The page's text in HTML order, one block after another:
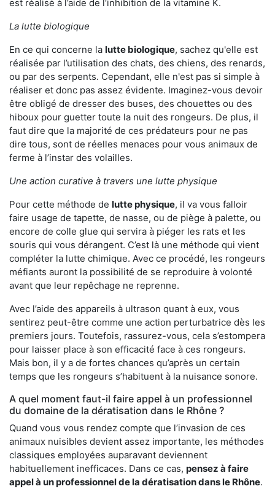
est réalisé à l’aide de l’inhibition de la vitamine K.
La lutte biologique
En ce qui concerne la lutte biologique, sachez qu'elle est
réalisée par l’utilisation des chats, des chiens, des renards,
ou par des serpents. Cependant, elle n'est pas si simple à
réaliser et donc pas assez évidente. Imaginez-vous devoir
être obligé de dresser des buses, des chouettes ou des
hiboux pour guetter toute la nuit des rongeurs. De plus, il
faut dire que la majorité de ces prédateurs pour ne pas
dire tous, sont de réelles menaces pour vous animaux de
ferme à l’instar des volailles.
Une action curative à travers une lutte physique
Pour cette méthode de lutte physique, il va vous falloir
faire usage de tapette, de nasse, ou de piège à palette, ou
encore de colle glue qui servira à piéger les rats et les
souris qui vous dérangent. C’est là une méthode qui vient
compléter la lutte chimique. Avec ce procédé, les rongeurs
méfiants auront la possibilité de se reproduire à volonté
avant que leur repêchage ne reprenne.
Avec l’aide des appareils à ultrason quant à eux, vous
sentirez peut-être comme une action perturbatrice dès les
premiers jours. Toutefois, rassurez-vous, cela s’estompera
pour laisser place à son efficacité face à ces rongeurs.
Mais bon, il y a de fortes chances qu’après un certain
temps que les rongeurs s’habituent à la nuisance sonore.
A quel moment faut-il faire appel à un professionnel
du domaine de la dératisation dans le Rhône ?
Quand vous vous rendez compte que l’invasion de ces
animaux nuisibles devient assez importante, les méthodes
classiques employées auparavant deviennent
habituellement inefficaces. Dans ce cas, pensez à faire
appel à un professionnel de la dératisation dans le Rhône.